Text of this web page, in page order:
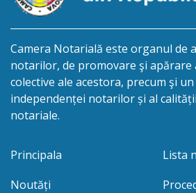
Camera Notarială este organul de
notarilor, de promovare şi
colective ale acestora, precum şi
independenței notarilor și al
notariale.
Principala
Noutăți
Lista